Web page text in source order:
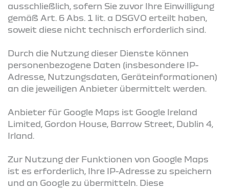
ausschließlich, sofern Sie zuvor Ihre Einwilligung
gemäß Art. 6 Abs. 1 lit. a DSGVO erteilt haben,
soweit diese nicht technisch erforderlich sind.
Durch die Nutzung dieser Dienste können
personenbezogene Daten (insbesondere IP-
Adresse, Nutzungsdaten, Geräteinformationen)
an die jeweiligen Anbieter übermittelt werden.
Anbieter für Google Maps ist Google Ireland
Limited, Gordon House, Barrow Street, Dublin 4,
Irland.
Zur Nutzung der Funktionen von Google Maps
ist es erforderlich, Ihre IP-Adresse zu speichern
und an Google zu übermitteln. Diese